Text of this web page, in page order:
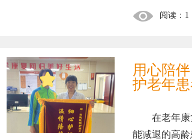
阅读：1
用心陪
护老年
在老年康复
能减退的高